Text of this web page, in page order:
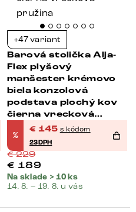
+47 variant
Barová stolička Alja-
Flex plyšový
manšester krémovo
biela konzolová
podstava plochý kov
čierna vrecková
pružina
%
€ 145 s kódom
23DPH
€229
€ 189
Na sklade > 10 ks
14. 8. – 19. 8. u vás